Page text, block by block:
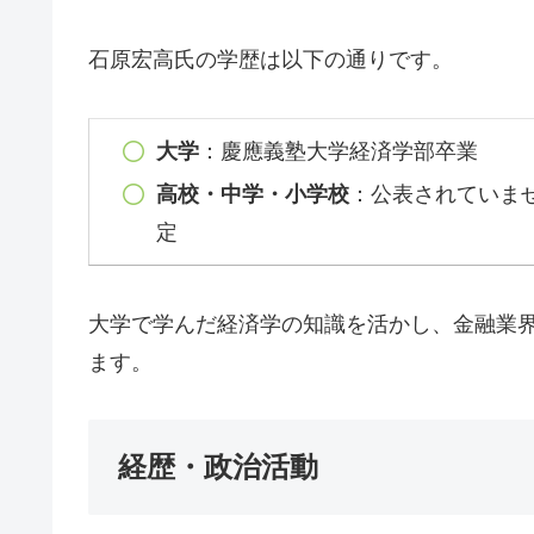
石原宏高氏の学歴は以下の通りです。
大学 ：慶應義塾大学経済学部卒業
高校・中学・小学校 ：公表されてい
定
大学で学んだ経済学の知識を活かし、金融業
ます。
経歴・政治活動